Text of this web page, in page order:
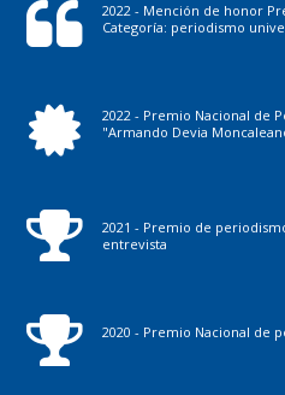
2022 - Mención de honor
Categoría: periodismo
2022 - Premio Nacional de
"Armando Devia
2021 - Premio de
entrevista
2020 - Premio Nacional de